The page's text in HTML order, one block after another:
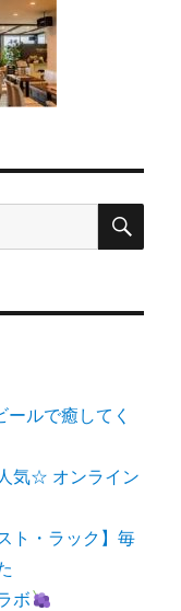
検
ルで癒してく
気☆ オンライン
ト・ラック】毎
ボ